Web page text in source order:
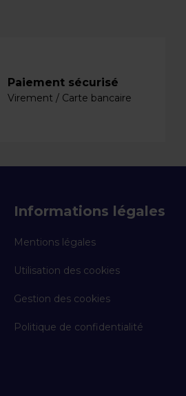
Paiement sécurisé
Virement / Carte bancaire
Informations légales
Mentions légales
Utilisation des cookies
Gestion des cookies
Politique de confidentialité